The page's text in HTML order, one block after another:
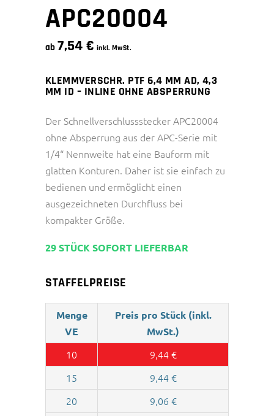
APC20004
ab 7,54 € inkl. MwSt.
KLEMMVERSCHR. PTF 6,4 MM AD, 4,3
MM ID – INLINE OHNE ABSPERRUNG
Der Schnellverschlussstecker APC20004
ohne Absperrung aus der APC-Serie mit
1/4“ Nennweite hat eine Bauform mit
glatten Konturen. Daher ist sie einfach zu
bedienen und ermöglicht einen
ausgezeichneten Durchfluss bei
kompakter Größe.
29 STÜCK SOFORT LIEFERBAR
STAFFELPREISE
Menge
VE
Preis pro Stück (inkl.
MwSt.)
10 9,44€
15
9,44€
20
9,06 €